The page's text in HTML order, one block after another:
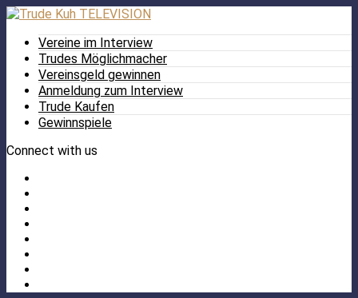
Vereine im Interview
Trudes Möglichmacher
Vereinsgeld gewinnen
Anmeldung zum Interview
Trude Kaufen
Gewinnspiele
Connect with us